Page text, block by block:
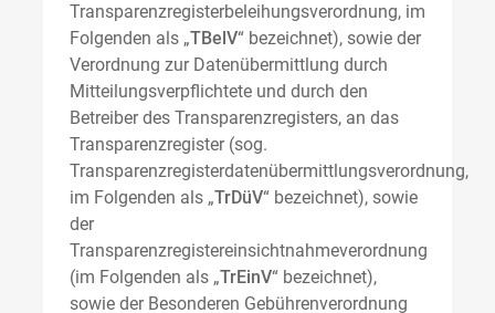
Transparenzregisterbeleihungsverordnung, im
Folgenden als „TBelV“ bezeichnet), sowie der
Verordnung zur Datenübermittlung durch
Mitteilungsverpflichtete und durch den
Betreiber des Transparenzregisters, an das
Transparenzregister (sog.
Transparenzregisterdatenübermittlungsverordnung,
im Folgenden als „TrDüV“ bezeichnet), sowie
der
Transparenzregistereinsichtnahmeverordnung
(im Folgenden als „TrEinV“ bezeichnet),
sowie der Besonderen Gebührenverordnung